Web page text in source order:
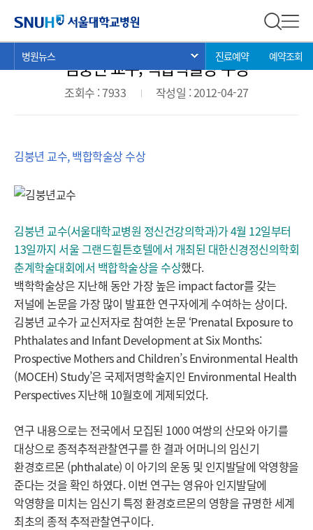
전체 검
현
재
병원뉴스 서브 메뉴 목록 열기
진료예약 예약조회
병원뉴스
김붕년 교수, 백합학술상 수상
조회수 : 7933 작성일 : 2012-04-27
김붕년 교수, 백합학술상 수상
김붕년 교수(서울대학교병원 정신건강의학과)가 4월 12일부터
13일까지 서울 그랜드힐튼호텔에서 개최된 대한신경정신의학회
춘계학술대회에서 백합학술상을 수상했다.
백학학술상은 지난해 동안 가장 높은 impact factor를 갖는
저널에 논문을 가장 많이 발표한 연구자에게 수여하는 상이다.
김붕년 교수가 교신저자로 참여한 논문 ‘Prenatal Exposure to
Phthalates and Infant Development at Six Months:
Prospective Mothers and Children’s Environmental Health
(MOCEH) Study’은 국제저명학술지인 Environmental Health
Perspectives 지난해 10월호에 게제되었다.
연구 내용으로는 전국에서 모집된 1000 여쌍의 산모와 아기를
대상으로 종적추적관찰연구를 한 결과 어머니의 임신기
환경호르몬 (phthalate) 이 아기의 운동 및 인지발달에 악영향을
준다는 것을 확인 하였다. 이번 연구는 영유아 인지발달에
악영향을 미치는 임신기 특정 환경호르몬의 영향을 규명한 세계
최초의 종적 추적관찰연구이다.